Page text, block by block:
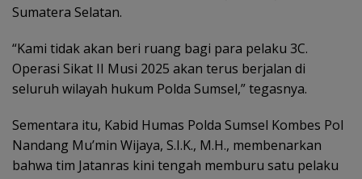
Sumatera Selatan.
“Kami tidak akan beri ruang bagi para pelaku 3C.
Operasi Sikat II Musi 2025 akan terus berjalan di
seluruh wilayah hukum Polda Sumsel,” tegasnya.
Sementara itu, Kabid Humas Polda Sumsel Kombes Pol
Nandang Mu’min Wijaya, S.I.K., M.H., membenarkan
bahwa tim Jatanras kini tengah memburu satu pelaku